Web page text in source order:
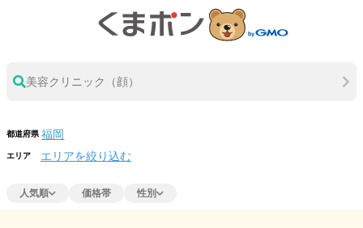
美容クリニック（顔）
都道府県
エリア エリアを絞り込む
人気順 価格帯 性別